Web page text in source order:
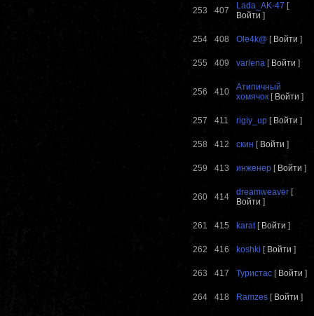
253 407 Lada_AK-47 [
Войти ]
254 408 Ole4k@ [ Войти ]
255 409 varlena [ Войти ]
256 410
Атипичный
хомячок [ Войти ]
257 411 rigiy_up [ Войти ]
258 412 скин [ Войти ]
259 413 инженер [ Войти ]
260 414 dreamweaver [
Войти ]
261 415 karat[ Войти ]
262 416 koshki [ Войти ]
263 417 Туристас [ Войти ]
264 418 Ramzes [ Войти ]